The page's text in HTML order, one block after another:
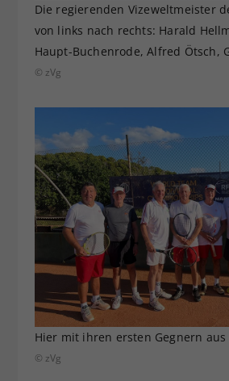
Die regierenden Vizeweltmeister
von links nach rechts: Harald
Haupt-Buchenrode, Alfred Ötsch,
© zVg
Hier mit ihren ersten Gegnern
© zVg